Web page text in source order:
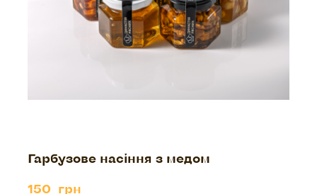
Гарбузове насіння з медом
150  грн